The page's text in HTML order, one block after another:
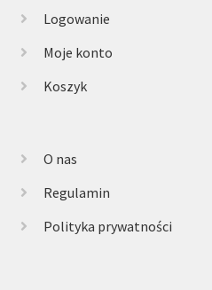
Logowanie
Moje konto
Koszyk
O nas
Regulamin
Polityka prywatności